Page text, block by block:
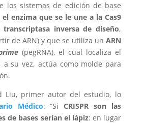
los sistemas de edición de base
el enzima que se le une a la Cas9
transcriptasa inversa de diseño,
de ARN) y que se utiliza unARN
(pegRNA), el cual localiza el
su vez, actúa como molde para
Liu, primer autor del estudio, lo
Médico: “SiCRISPR son las
de bases serían el lápiz: en lugar